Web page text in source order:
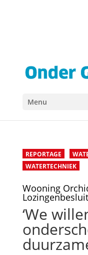
Menu
REPORTAGE
WATERTECHNIEK
Wooning
Lozingenbesluit
‘We